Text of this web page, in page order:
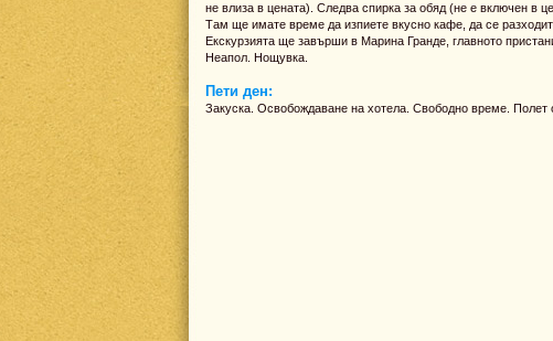
не влиза в цената). Следва спирка за обяд (не е включен в
Там ще имате време да изпиете вкусно кафе, да се
Екскурзията ще завърши в Марина Гранде, главното
Неапол. Нощувка.
Пети ден:
Закуска. Освобождаване на хотела. Свободно време. Полет